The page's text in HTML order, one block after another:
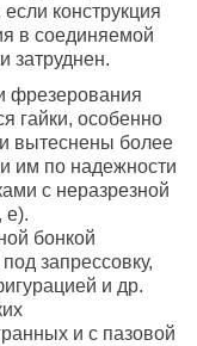
конструкция
в соединяемой
затруднен.
фрезерования
гайки, особенно
вытеснены более
им по надежности
с неразрезной
е).
бонкой
запрессовку,
и др.
и с пазовой